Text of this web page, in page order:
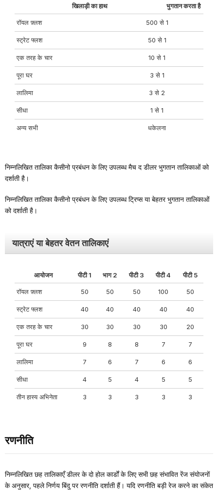
खिलाड़ी का हाथ भुगतान करता है
रॉयल फ़्लश 500 से 1
स्ट्रेट फ्लश 50 से 1
एक तरह के चार 10 से 1
पूरा घर 3 से 1
लालिमा 3 से 2
सीधा 1 से 1
अन्य सभी धकेलना
निम्नलिखित तालिका कैसीनो प्रबंधन के लिए उपलब्ध मैच द डीलर भुगतान तालिकाओं को
दर्शाती है।
निम्नलिखित तालिका कैसीनो प्रबंधन के लिए उपलब्ध ट्रिप्स या बेहतर भुगतान तालिकाओं
को दर्शाती है।
यात्राएं या बेहतर वेतन तालिकाएं
आयोजन पीटी 1 भाग 2 पीटी 3 पीटी 4 पीटी 5
रॉयल फ़्लश 50 50 50 100 50
स्ट्रेट फ्लश 40 40 40 40 40
एक तरह के चार 30 30 30 30 20
पूरा घर 9 8 8 7 7
लालिमा 7 6 7 6 6
सीधा 4 5 4 5 5
तीन हास्य अभिनेता 3 3 3 3 3
रणनीति
निम्नलिखित छह तालिकाएँ डीलर के दो होल कार्डों के लिए सभी छह संभावित रेंज संयोजनों
के अनुसार, पहले निर्णय बिंदु पर रणनीति दर्शाती हैं। यदि रणनीति बड़ी रेज करने का संकेत